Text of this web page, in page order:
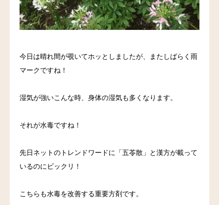
今日は晴れ間が覗いてホッとしましたが、またしばらく雨
マークですね！
湿気が強いこんな時、身体の湿気も多くなります。
それが水毒ですね！
先日ネットのトレンドワードに「五苓散」と漢方が載って
いるのにビックリ！
こちらも水毒を改善する重要方剤です。
ブログ
気診の学校